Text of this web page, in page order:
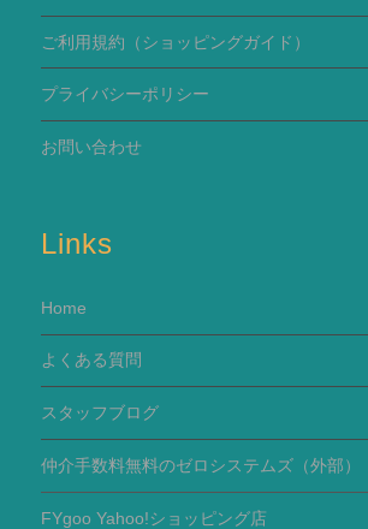
ご利用規約 （ショッピングガイド）
プライバシーポリシー
お問い合わせ
Links
Home
よくある質問
スタッフブログ
仲介手数料無料のゼロシステムズ（外部）
FYgoo Yahoo!ショッピング店